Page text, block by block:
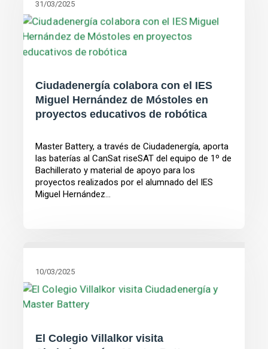
31/03/2025
Ciudadenergía colabora con el IES
Miguel Hernández de Móstoles en
proyectos educativos de robótica
Master Battery, a través de Ciudadenergía, aporta
las baterías al CanSat riseSAT del equipo de 1º de
Bachillerato y material de apoyo para los
proyectos realizados por el alumnado del IES
Miguel Hernández...
10/03/2025
El Colegio Villalkor visita